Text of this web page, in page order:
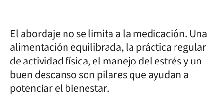
El abordaje no se limita a la medicación. Una
alimentación equilibrada, la práctica regular
de actividad física, el manejo del estrés y un
buen descanso son pilares que ayudan a
potenciar el bienestar.